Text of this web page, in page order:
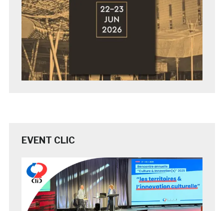
EVENT CLIC